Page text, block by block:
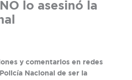
lo asesinó la
y comentarios en redes
Nacional de ser la